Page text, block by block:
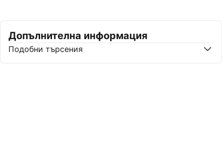
Допълнителна информация
Подобни търсения